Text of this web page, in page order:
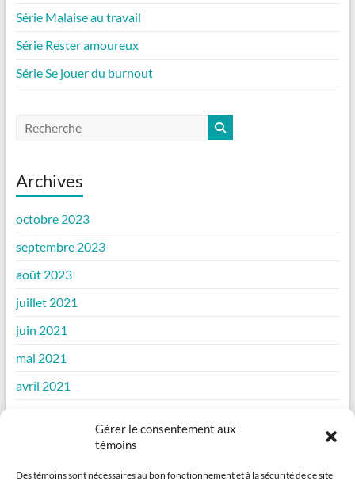
Gérer le consentement aux
témoins
Des témoins sont nécessaires au bon fonctionnement et à la sécurité de ce site
Série Malaise au travail
Série Rester amoureux
Série Se jouer du burnout
Archives
octobre 2023
septembre 2023
août 2023
juillet 2021
juin 2021
mai 2021
avril 2021
janvier 2021